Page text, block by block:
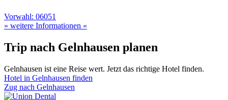
Vorwahl: 06051
» weitere Informationen «
Trip nach Gelnhausen planen
Gelnhausen ist eine Reise wert. Jetzt das richtige Hotel finden.
Hotel in Gelnhausen finden
Zug nach Gelnhausen